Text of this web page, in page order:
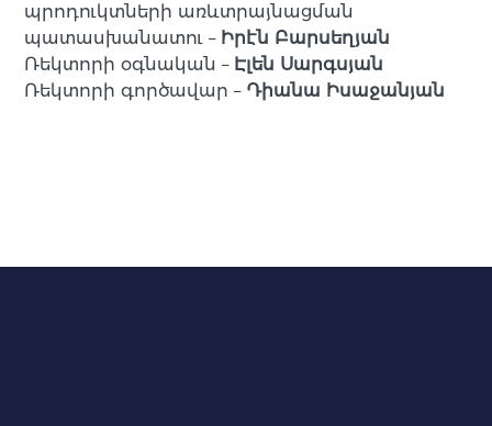
պրոդուկտների առևտրայնացման
պատասխանատու – Իրէն Բարսեղյան
Ռեկտորի օգնական – Էլեն Սարգսյան
Ռեկտորի գործավար – Դիանա Իսաջանյան